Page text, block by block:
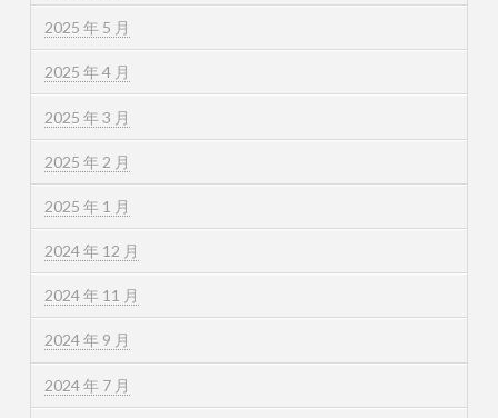
2025 年 5 月
2025 年 4 月
2025 年 3 月
2025 年 2 月
2025 年 1 月
2024 年 12 月
2024 年 11 月
2024 年 9 月
2024 年 7 月